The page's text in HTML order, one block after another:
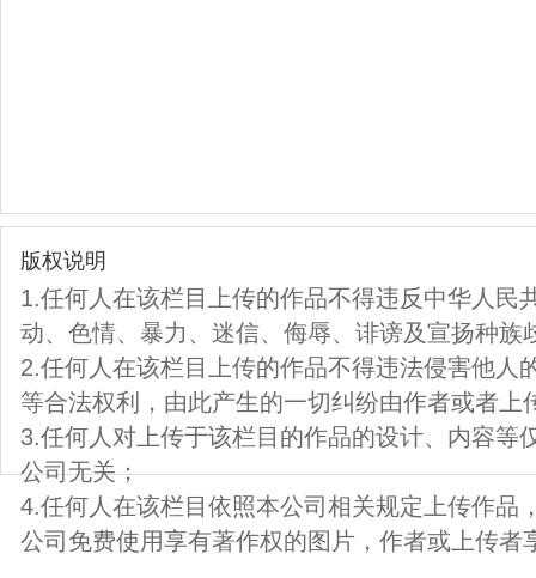
版权说明
1.任何人在该栏目上传的作品不得违反中华人民
动、色情、暴力、迷信、侮辱、诽谤及宣扬种族
2.任何人在该栏目上传的作品不得违法侵害他人
等合法权利，由此产生的一切纠纷由作者或者上
3.任何人对上传于该栏目的作品的设计、内容等
公司无关；
4.任何人在该栏目依照本公司相关规定上传作品
公司免费使用享有著作权的图片，作者或上传者